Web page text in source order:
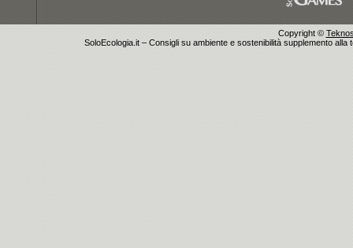
Copyright ©
SoloEcologia.it – Consigli su ambiente e sostenibilità supplemento